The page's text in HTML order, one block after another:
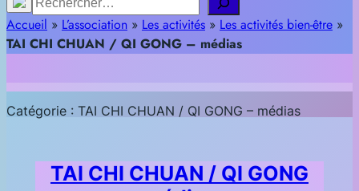
Accueil » L’association » Les activités » Les activités bien-être »
TAI CHI CHUAN / QI GONG – médias
Catégorie : TAI CHI CHUAN / QI GONG – médias
TAI CHI CHUAN / QI GONG